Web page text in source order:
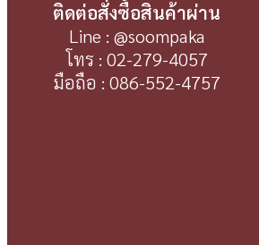
ติดต่อสั่งซื้อสินค้าผ่าน
Line : @soompaka
โทร : 02-279-4057
มือถือ : 086-552-4757